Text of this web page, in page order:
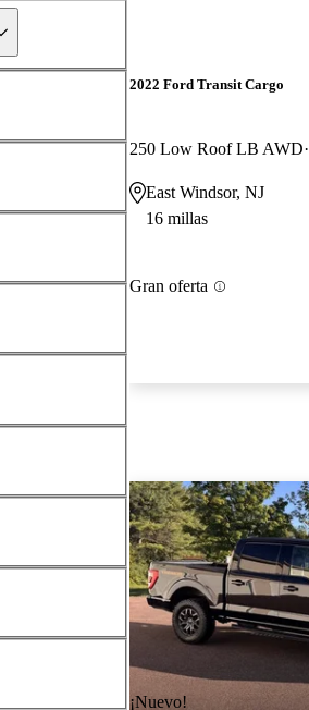
2022 Ford Transit Cargo
250 Low Roof LB AWD
East Windsor, NJ
16 millas
Gran oferta
¡Nuevo!